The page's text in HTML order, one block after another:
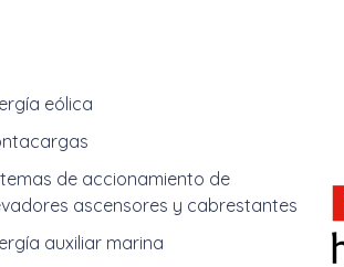
eólica
de accionamiento de
ascensores y cabrestantes
auxiliar marina